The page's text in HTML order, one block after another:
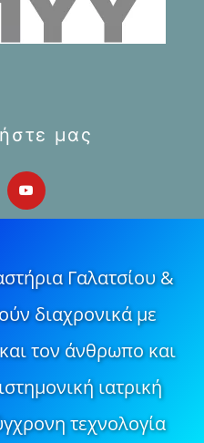
μας
Γαλατσίου &
διαχρονικά με
τον άνθρωπο και
ιατρική
τεχνολογία